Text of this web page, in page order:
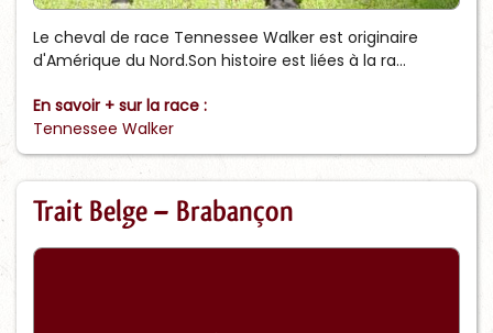
Le cheval de race Tennessee Walker est originaire
d'Amérique du Nord.Son histoire est liées à la ra...
En savoir + sur la race :
Tennessee Walker
Trait Belge – Brabançon